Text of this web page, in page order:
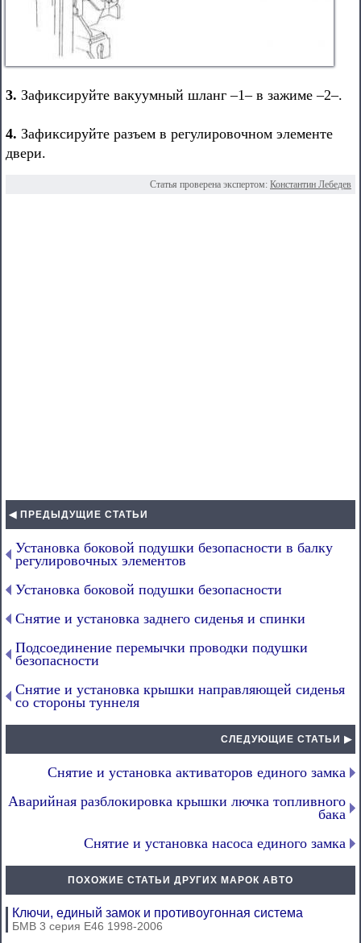
3. Зафиксируйте вакуумный шланг –1– в зажиме –2–.
4. Зафиксируйте разъем в регулировочном элементе
двери.
Статья проверена экспертом: Константин Лебедев
◀ ПРЕДЫДУЩИЕ СТАТЬИ
Установка боковой подушки безопасности в балку
регулировочных элементов
Установка боковой подушки безопасности
Снятие и установка заднего сиденья и спинки
Подсоединение перемычки проводки подушки
безопасности
Снятие и установка крышки направляющей сиденья
со стороны туннеля
СЛЕДУЮЩИЕ СТАТЬИ ▶
Снятие и установка активаторов единого замка
Аварийная разблокировка крышки лючка топливного
бака
Снятие и установка насоса единого замка
ПОХОЖИЕ СТАТЬИ ДРУГИХ МАРОК АВТО
Ключи, единый замок и противоугонная система
БМВ 3 серия Е46 1998-2006